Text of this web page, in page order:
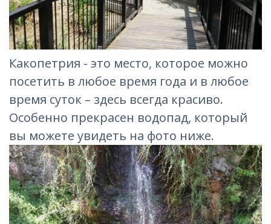
Какопетрия - это место, которое можно
посетить в любое время года и в любое
время суток – здесь всегда красиво.
Особенно прекрасен водопад, который
вы можете увидеть на фото ниже.